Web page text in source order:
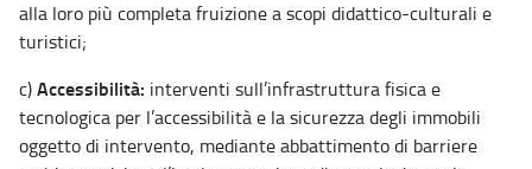
alla loro più completa fruizione a scopi didattico-culturali e
turistici;
c)Accessibilità: interventi sull’infrastruttura fisica e
tecnologica per l’accessibilità e la sicurezza degli immobili
oggetto di intervento, mediante abbattimento di barriere